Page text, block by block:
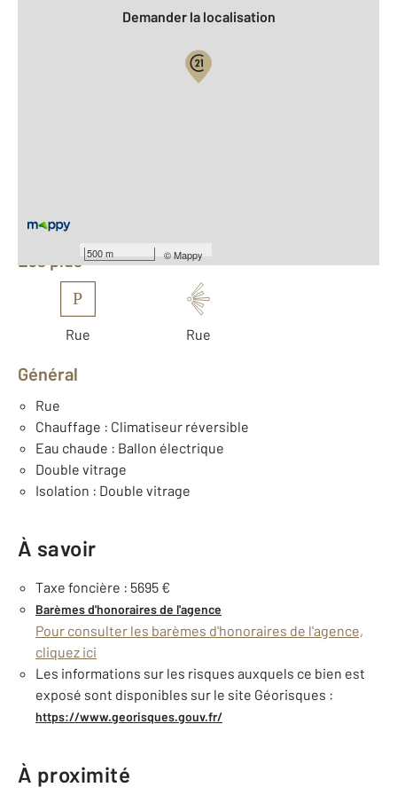
500 m ©Mappy
Demander la localisation
Équipements
Les plus
P
Rue Rue
Général
Rue
Chauffage : Climatiseur réversible
Eau chaude : Ballon électrique
Double vitrage
Isolation : Double vitrage
À savoir
Taxe foncière : 5695 €
Barèmes d'honoraires de l'agence
Pour consulter les barèmes d'honoraires de l'agence,
cliquez ici
Les informations sur les risques auxquels ce bien est
exposé sont disponibles sur le site Géorisques :
https://www.georisques.gouv.fr/
À proximité